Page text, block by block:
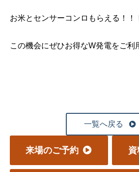
お米とセンサーコンロもらえる！！
この機会にぜひお得なW発電をご
一覧へ戻る
来場のご予約